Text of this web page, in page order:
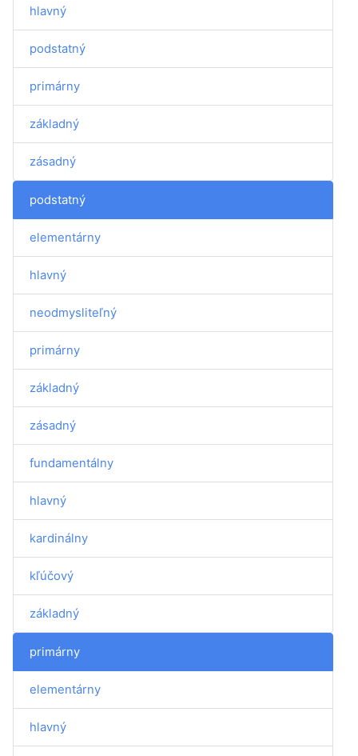
hlavný
podstatný
primárny
základný
zásadný
podstatný
elementárny
hlavný
neodmysliteľný
primárny
základný
zásadný
fundamentálny
hlavný
kardinálny
kľúčový
základný
primárny
elementárny
hlavný